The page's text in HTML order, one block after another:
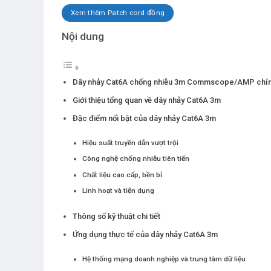
Xem thêm Patch cord đồng
Nội dung
Dây nhảy Cat6A chống nhiễu 3m Commscope/AMP
Giới thiệu tổng quan về dây nhảy Cat6A 3m
Đặc điểm nổi bật của dây nhảy Cat6A 3m
Hiệu suất truyền dẫn vượt trội
Công nghệ chống nhiễu tiên tiến
Chất liệu cao cấp, bền bỉ
Linh hoạt và tiện dụng
Thông số kỹ thuật chi tiết
Ứng dụng thực tế của dây nhảy Cat6A 3m
Hệ thống mạng doanh nghiệp và trung tâm dữ liệu